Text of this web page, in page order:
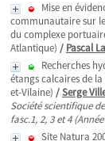
Mise en
communautaire sur
du complexe
Atlantique) / Pascal
Recherches
étangs calcaires de
et-Vilaine) /Serge
Société scientifique
fasc.1, 2, 3 et 4
Site Natura